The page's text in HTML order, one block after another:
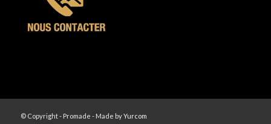
© Copyright - Promade - Made byYurcom